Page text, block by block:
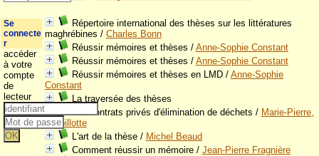
Répertoire international des thèses sur les littératures
maghrébines / Charles Bonn
Réussir mémoires et thèses / Anne-Sophie Constant
Réussir mémoires et thèses / Anne-Sophie Constant
Réussir mémoires et thèses en LMD/ Anne-Sophie
Constant
La traversée des thèses
Les contrats privés d'élimination de déchets / Marie-Pierre,
Lavoillotte
L'art de la thèse/ Michel Beaud
Comment réussir un mémoire/ Jean-Pierre Fragnière
Se
connecte
r
accéder
à votre
compte
de
lecteur